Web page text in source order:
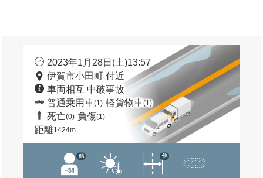
2023年1月28日(土)13:57
伊賀市小田町 付近
車両相互 中破事故
普通乗用車(1) 軽貨物車(1)
死亡(0) 負傷(1)
距離1424m
他 他